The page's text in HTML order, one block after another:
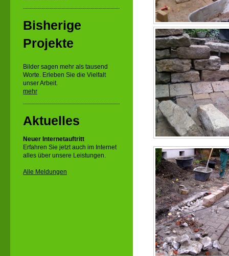
Bisherige
Projekte
Bilder sagen mehr als tausend
Worte. Erleben Sie die Vielfalt
unser Arbeit.
mehr
Aktuelles
Neuer Internetauftritt
Erfahren Sie jetzt auch im Internet
alles über unsere Leistungen.
Alle Meldungen